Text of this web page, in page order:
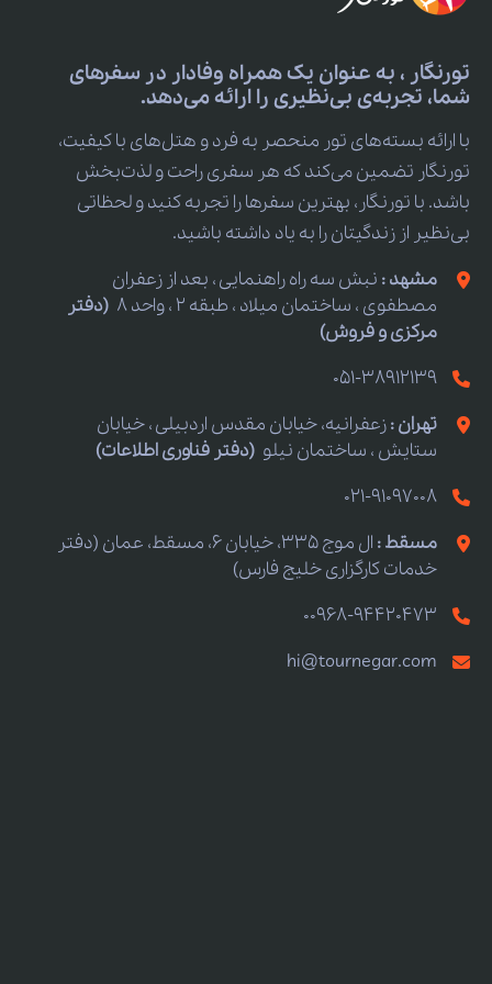
تورنگار ، به عنوان یک همراه وفادار در سفرهای
شما، تجربه‌ی بی‌نظیری را ارائه می‌دهد.
با ارائه بسته‌های تور منحصر به فرد و هتل‌های با کیفیت،
تورنگار تضمین می‌کند که هر سفری راحت و لذت‌بخش
باشد. با تورنگار، بهترین سفرها را تجربه کنید و لحظاتی
بی‌نظیر از زندگیتان را به یاد داشته باشید.
مشهد : نبش سه راه راهنمایی ، بعد از زعفران
مصطفوی ، ساختمان میلاد ، طبقه 2 ، واحد 8
(دفتر
مرکزی و فروش)
051-38912139
تهران :زعفرانیه، خیابان مقدس اردبیلی ، خیابان
ستایش ، ساختمان نیلو (دفتر فناوری اطلاعات)
021-91097008
مسقط :
ال موج 335، خیابان 6، مسقط، عمان (دفتر
خدمات کارگزاری خلیج فارس)
00968-94420473
hi@tournegar.com